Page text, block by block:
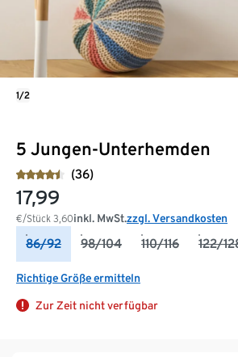
5 Jungen-Unterhemden
(36)
17,99
€/Stück 3,60inkl. MwSt.zzgl. Versandkosten
86/92 98/104 110/116 122/
Richtige Größe ermitteln
Zur Zeit nicht verfügbar
1/2